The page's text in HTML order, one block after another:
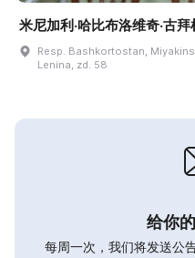
米尼加利·哈比布洛维奇·古
Resp. Bashkortostan,
Lenina, zd. 58
给你
每周一次，我们将发送公